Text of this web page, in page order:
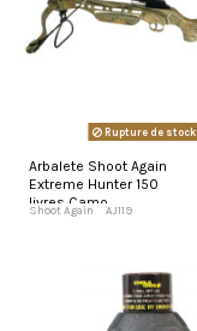
Rupture de stock
Arbalete Shoot Again
Extreme Hunter 150
livres Camo
Shoot Again AJ119